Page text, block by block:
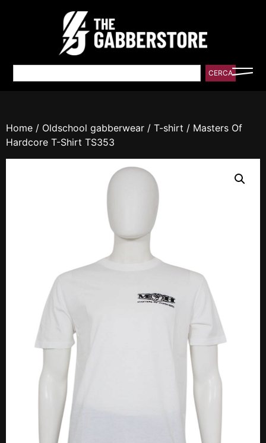
CERCA
Home / Oldschool gabberwear / T-shirt / Masters Of
Hardcore T-Shirt TS353